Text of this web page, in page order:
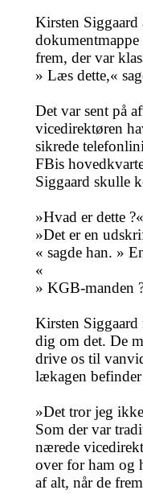
Kirsten Siggaard
dokumentmappe
frem, der var
» Læs dette,«
Det var sent på
vicedirektøren
sikrede
FBis
Siggaard skulle
»Hvad er dette
»Det er en
« sagde han. »
«
» KGB-manden
Kirsten
dig om det. De
drive os til
lækagen
»Det tror jeg
Som der var
nærede
over for ham og
af alt, når de